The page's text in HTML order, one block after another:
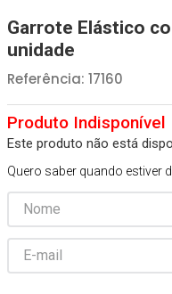
Garrote Elástico
unidade
Referência: 17160
Este produto não está
Quero saber quando estiver
2º Fralda Geriatrica
3º Luva Latex
4º Estetoscopio
5º Aparelho Pressão
6 º Littmann
Absorvente
8º Gaze Esteril
9º